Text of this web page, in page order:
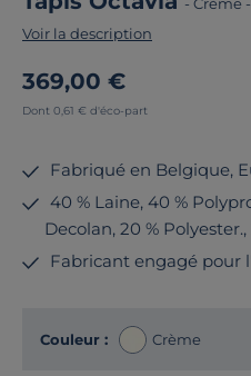
Voir la description
369,00 €
Dont 0,61 € d'éco-part
Fabriqué en Belgique,
40 % Laine, 40 %
Decolan, 20 %
Fabricant engagé pour
Couleur : Crème